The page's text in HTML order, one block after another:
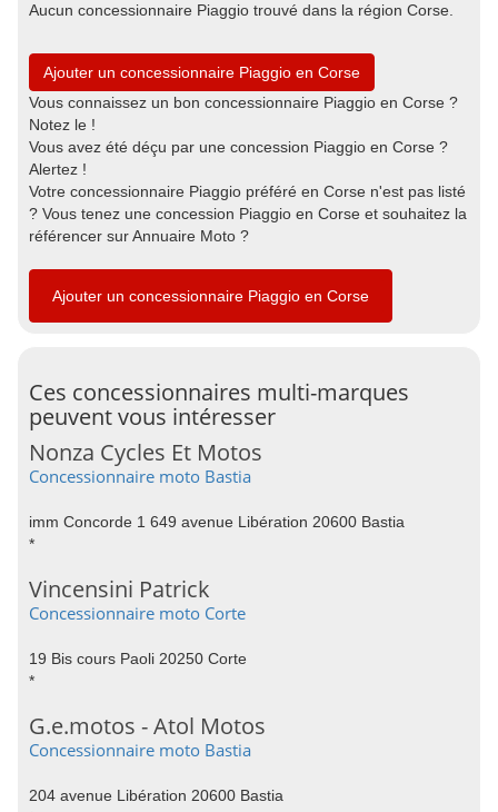
Aucun concessionnaire Piaggio trouvé dans la région Corse.
Ajouter un concessionnaire Piaggio en Corse
Vous connaissez un bon concessionnaire Piaggio en Corse ?
Notez le !
Vous avez été déçu par une concession Piaggio en Corse ?
Alertez !
Votre concessionnaire Piaggio préféré en Corse n'est pas listé
? Vous tenez une concession Piaggio en Corse et souhaitez la
référencer sur Annuaire Moto ?
Ajouter un concessionnaire Piaggio en Corse
Ces concessionnaires multi-marques
peuvent vous intéresser
Nonza Cycles Et Motos
Concessionnaire moto Bastia
imm Concorde 1 649 avenue Libération 20600 Bastia
*
Vincensini Patrick
Concessionnaire moto Corte
19 Bis cours Paoli 20250 Corte
*
G.e.motos - Atol Motos
Concessionnaire moto Bastia
204 avenue Libération 20600 Bastia